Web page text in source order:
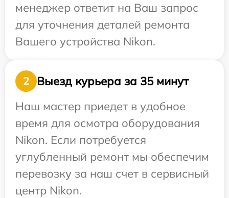
менеджер ответит на Ваш запрос
для уточнения деталей ремонта
Вашего устройства Nikon.
2
Выезд курьера за 35 минут
Наш мастер приедет в удобное
время для осмотра оборудования
Nikon. Если потребуется
углубленный ремонт мы обеспечим
перевозку за наш счет в сервисный
центр Nikon.